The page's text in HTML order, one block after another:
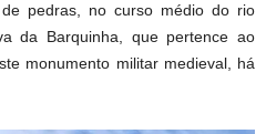
pedras, no curso médio do rio
da Barquinha, que pertence ao
monumento militar medieval, há